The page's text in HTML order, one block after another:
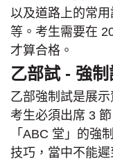
以及道路上的常
等。考生需要在
才算合格。
乙部試 - 強
乙部強制試是展
考生必須出席 3
「ABC 堂」的強
技巧，當中不能遲